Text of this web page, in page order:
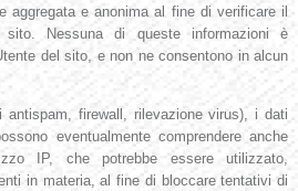
e anonima al fine di verificare il
sito. Nessuna di queste informazioni è
del sito, e non ne consentono in alcun
firewall, rilevazione virus), i dati
eventualmente comprendere anche
IP, che potrebbe essere utilizzato,
in materia, al fine di bloccare tentativi di